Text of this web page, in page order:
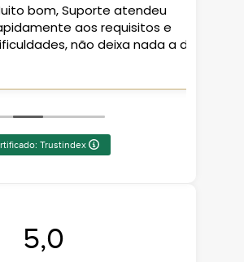
5,0
atendeu
aos requisitos e
não deixa nada a desejar
Trustindex